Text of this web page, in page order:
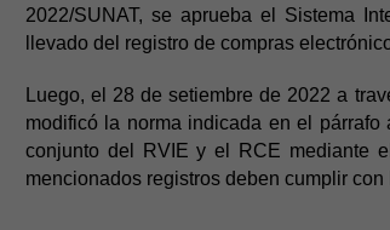
2022/SUNAT, se aprueba el Sistema
llevado del registro de compras
Luego, el 28 de setiembre de 2022 a
modificó la norma indicada en el párrafo
conjunto del RVIE y el RCE mediante
mencionados registros deben cumplir